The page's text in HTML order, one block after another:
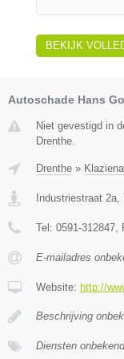
BEKIJK
Autoschade Hans
Niet gevestigd in
Drenthe.
Drenthe »
Industriestraat 2a
Tel: 0591-312847
E-mailadres
Website: http://
Beschrijving
Diensten onbekend